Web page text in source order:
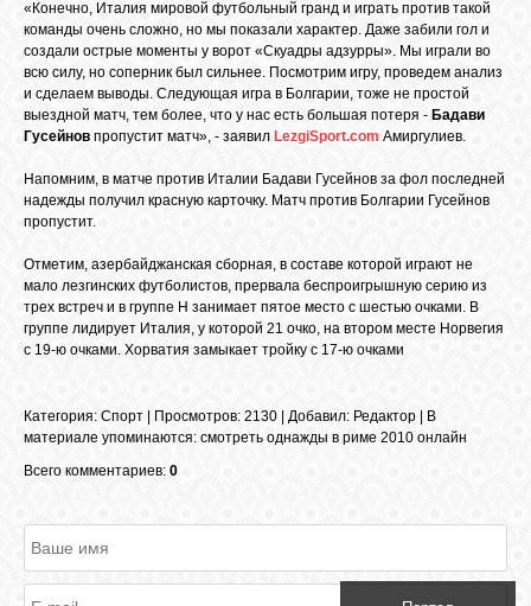
БИБЛИОТЕКА
ГОСТЕВАЯ
МУЗЫКА
САЙТЫ
«Конечно, Италия мировой футбольный гранд и играть против такой
команды очень сложно, но мы показали характер. Даже забили гол и
создали острые моменты у ворот «Скуадры адзурры». Мы играли во
всю силу, но соперник был сильнее. Посмотрим игру, проведем анализ
и сделаем выводы. Следующая игра в Болгарии, тоже не простой
выездной матч, тем более, что у нас есть большая потеря - Бадави
Гусейнов пропустит матч», - заявил LezgiSport.com Амиргулиев.
Напомним, в матче против Италии Бадави Гусейнов за фол последней
надежды получил красную карточку. Матч против Болгарии Гусейнов
пропустит.
Отметим, азербайджанская сборная, в составе которой играют не
мало лезгинских футболистов, прервала беспроигрышную серию из
трех встреч и в группе Н занимает пятое место с шестью очками. В
группе лидирует Италия, у которой 21 очко, на втором месте Норвегия
с 19-ю очками. Хорватия замыкает тройку с 17-ю очками
Категория: Спорт | Просмотров: 2130 | Добавил: Редактор | В
материале упоминаются: смотреть однажды в риме 2010 онлайн
Всего комментариев: 0